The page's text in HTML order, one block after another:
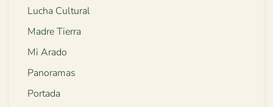
Lucha Cultural
Madre Tierra
Mi Arado
Panoramas
Portada